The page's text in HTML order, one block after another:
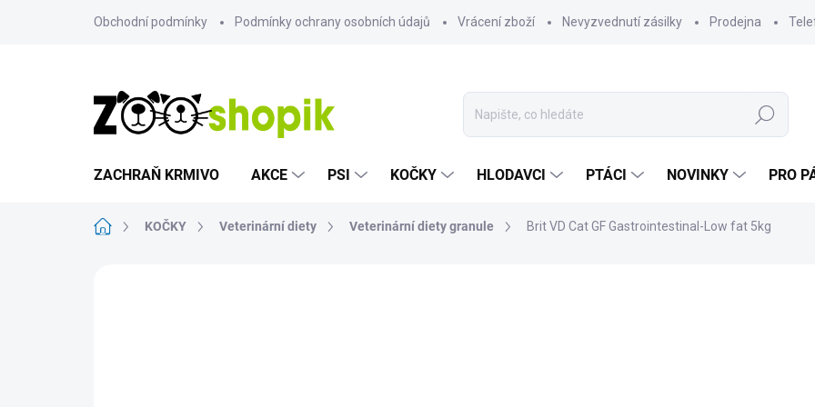
Obchodní podmínky Podmínky ochrany osobních údajů Vrácení zboží Nevyzvednutí zásilky Prodejna
Hledat
ZACHRAŇ KRMIVO AKCE PSI KOČKY HLODAVCI PTÁCI NOVINKY PRO
Domů KOČKY Veterinární diety Veterinární diety granule Brit VD Cat GF Gastrointestinal-Low fat 5kg